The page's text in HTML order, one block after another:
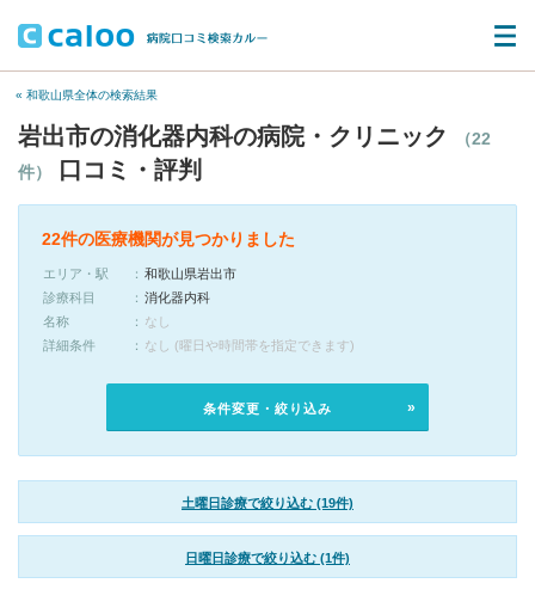
« 和歌山県全体の検索結果
岩出市の消化器内科の病院・クリニック
（22
件）
口コミ・評判
22件の医療機関が見つかりました
エリア・駅
和歌山県岩出市
診療科目
消化器内科
名称
なし
詳細条件
なし (曜日や時間帯を指定できます)
条件変更・絞り込み
土曜日診療で絞り込む (19件)
日曜日診療で絞り込む (1件)